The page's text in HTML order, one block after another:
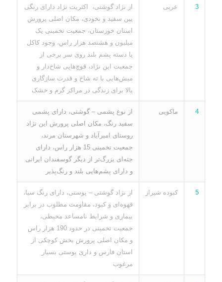
3 عربی
از نژاد گوشتی، اکثریت نژاد دارای رنگی
بین سفید و نخودی، مکان اصلی پرورش
استان خوزستان، جمعیت تخمینی یک
میلیون و هشتصد هزار راس، وجود کاکل
یا دسته پشم بلند روی سر برخی از
جمعیت این نژاد، قوچ‌هایی شاخ‌دار و
میش‌هایی با ته شاخ و قدرت سازگاری
بالا برای زندگی در مراکز گرم و خشک
4 ماکویی
از نوع پشمی – گوشتی، دارای پشمی
سفید رنگ، مکان اصلی پرورش این نژاد
روستای امیرآباد و شهرستان مرند،
جمعیت تخمینی 15 هزار راس، دارای
جثه‌ای بزرگ‌تر از دیگر گوسفندان ایرانی
و دارای پشم‌هایی بلند و رنگ‌پذیر
5 کبوده شیراز
از نژاد گوشتی – پوستی، دارای رنگ سیا،
قهوه‌ای و کبود، مقاومت مطلوب در برابر
بیماری و شرایط نامساعد محیطی،
جمعیت تخمینی در حدود 190 هزار راس
و مکان اصلی پرورش بخش کوچکی از
استان فارس و داری پوستی بسیار
مرغوب